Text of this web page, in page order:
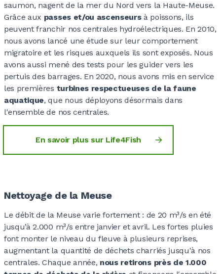
0
0
0
0
0
0
0
0
0
0
0
0
0
0
0
0
0
0
0
0
0
0
0
0
0
0
0
0
0
0
0
0
0
0
saumon, nagent de la mer du Nord vers la Haute-Meuse.
Grâce aux passes et/ou ascenseursà poissons, ils
peuvent franchir nos centrales hydroélectriques. En 2010,
nous avons lancé une étude sur leur comportement
migratoire et les risques auxquels ils sont exposés. Nous
avons aussi mené des tests pour les guider vers les
pertuis des barrages. En 2020, nous avons mis en service
les premières turbines respectueuses de la faune
aquatique, que nous déployons désormais dans
l'ensemble de nos centrales.
En savoir plus sur Life4Fish
Nettoyage de la Meuse
Le débit de la Meuse varie fortement : de 20 m³/s en été
jusqu’à 2.000 m³/s entre janvier et avril. Les fortes pluies
font monter le niveau du fleuve à plusieurs reprises,
augmentant la quantité de déchets charriés jusqu'à nos
centrales. Chaque année, nous retirons près de 1.000